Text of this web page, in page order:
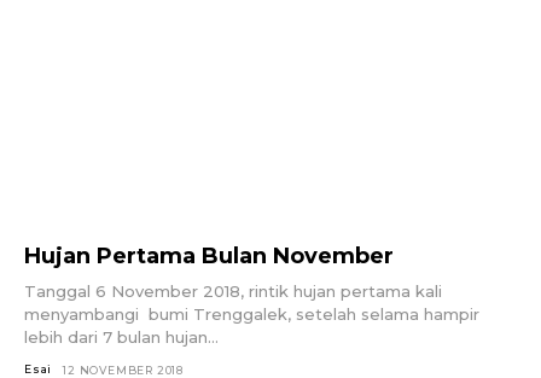
Hujan Pertama Bulan November
Tanggal 6 November 2018, rintik hujan pertama kali
menyambangi bumi Trenggalek, setelah selama hampir
lebih dari 7 bulan hujan...
Esai 12 NOVEMBER 2018